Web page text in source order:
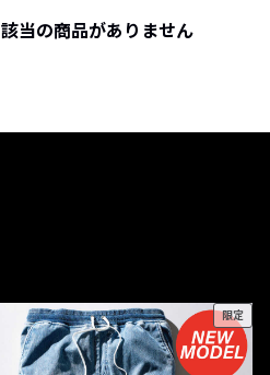
該当の商品がありません
限定